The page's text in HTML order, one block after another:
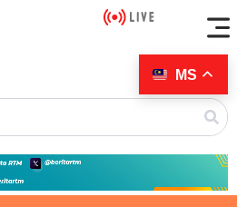
MS